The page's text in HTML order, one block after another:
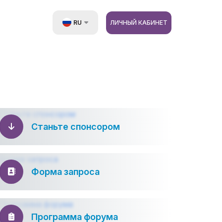
RU ЛИЧНЫЙ КАБИНЕТ
Станьте спонсором
Форма запроса
Программа форума